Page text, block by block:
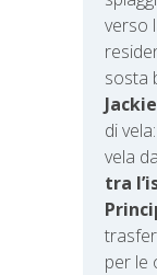
verso
sosta
di
vela
tra
per le